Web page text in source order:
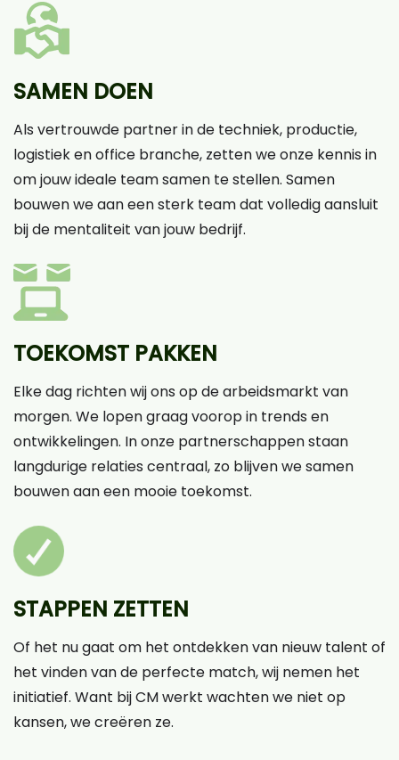
SAMEN DOEN
Als vertrouwde partner in de techniek, productie,
logistiek en office branche, zetten we onze kennis in
om jouw ideale team samen te stellen. Samen
bouwen we aan een sterk team dat volledig aansluit
bij de mentaliteit van jouw bedrijf.
TOEKOMST PAKKEN
Elke dag richten wij ons op de arbeidsmarkt van
morgen. We lopen graag voorop in trends en
ontwikkelingen. In onze partnerschappen staan
langdurige relaties centraal, zo blijven we samen
bouwen aan een mooie toekomst.
STAPPEN ZETTEN
Of het nu gaat om het ontdekken van nieuw talent of
het vinden van de perfecte match, wij nemen het
initiatief. Want bij CM werkt wachten we niet op
kansen, we creëren ze.